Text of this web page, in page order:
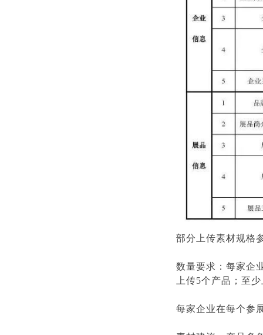
部分上传素材规格
数量要求：每家企
上传5个产品；至
每家企业在每个参